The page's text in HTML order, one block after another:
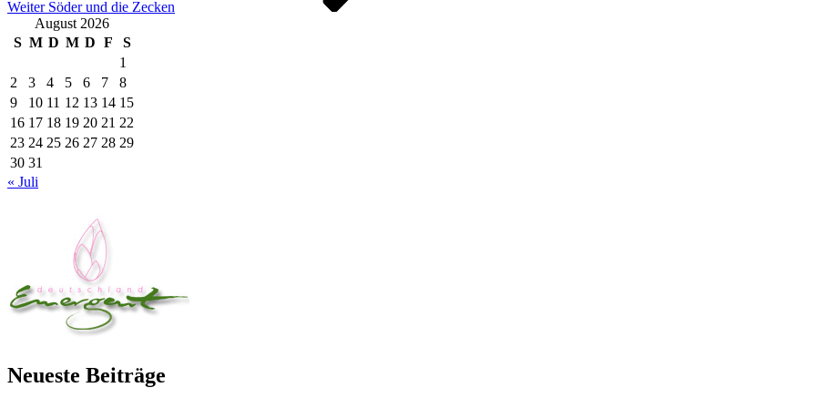
Weiter Söder und die Zecken
August 2026
S M D M D F
S
1
2
3 4 5 6 7
8
9
10 11 12 13 14 15
16 17 18 19 20 21 22
23 24 25 26 27 28 29
30 31
« Juli
Neueste Beiträge